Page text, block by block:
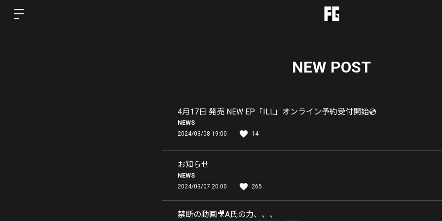
NEW POST
4月17日 発売 NEW EP「ILL」オンライン予約受付開始💿
NEWS
2024/03/08 19:00
14
お知らせ
NEWS
2024/03/07 20:00
265
禁断の動画🎥A氏の力、、、